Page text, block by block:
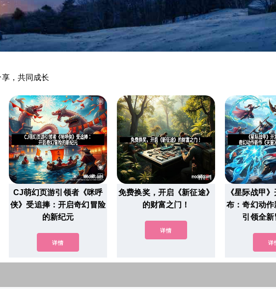
享，共同成长
CJ萌幻页游引领者《咪呼
侠》受追捧：开启奇幻冒险
的新纪元
详情
免费换奖，开启《新征途》
的财富之门！
详情
《星际战甲
布：奇幻动
引领全
详